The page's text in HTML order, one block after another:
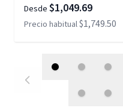
Desde $1,049.69
Precio habitual$1,749.50